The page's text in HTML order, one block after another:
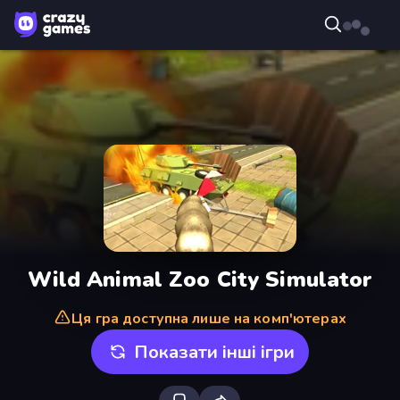
Wild Animal Zoo City Simulator
Ця гра доступна лише на комп'ютерах
Показати інші ігри